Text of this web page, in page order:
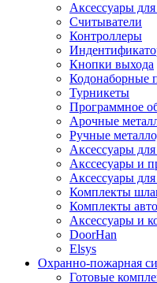
Аксессуары для
Считыватели
Контроллеры
Кнопки выхода
Кодонаборные
Турникеты
Программное
Арочные
Ручные
Аксессуары
Акссесуары и
Аксессуары
Комплекты
Комплекты
Аксессуары и
DoorHan
Elsys
Охранно-пожарная
Готовые